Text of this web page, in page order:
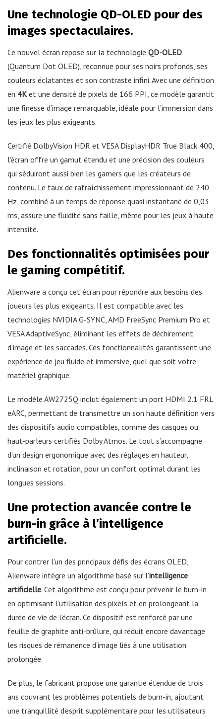
Une technologie QD-OLED pour des
images spectaculaires.
Ce nouvel écran repose sur la technologie QD-OLED
(Quantum Dot OLED), reconnue pour ses noirs profonds, ses
couleurs éclatantes et son contraste infini. Avec une définition
en 4Ket une densité de pixels de 166 PPI, ce modèle garantit
une finesse d’image remarquable, idéale pour l’immersion dans
les jeux les plus exigeants.
Certifié DolbyVision HDR et VESA DisplayHDR True Black 400,
l’écran offre un gamut étendu et une précision des couleurs
qui séduiront aussi bien les gamers que les créateurs de
contenu. Le taux de rafraîchissement impressionnant de 240
Hz, combiné à un temps de réponse quasi instantané de 0,03
ms, assure une fluidité sans faille, même pour les jeux à haute
intensité.
Des fonctionnalités optimisées pour
le gaming compétitif.
Alienware a conçu cet écran pour répondre aux besoins des
joueurs les plus exigeants. Il est compatible avec les
technologies NVIDIA G-SYNC, AMD FreeSync Premium Pro et
VESA AdaptiveSync, éliminant les effets de déchirement
d’image et les saccades. Ces fonctionnalités garantissent une
expérience de jeu fluide et immersive, quel que soit votre
matériel graphique.
Le modèle AW2725Q inclut également un port HDMI 2.1 FRL
eARC, permettant de transmettre un son haute définition vers
des dispositifs audio compatibles, comme des casques ou
haut-parleurs certifiés Dolby Atmos. Le tout s’accompagne
d’un design ergonomique avec des réglages en hauteur,
inclinaison et rotation, pour un confort optimal durant les
longues sessions.
Une protection avancée contre le
burn-in grâce à l’intelligence
artificielle.
Pour contrer l’un des principaux défis des écrans OLED,
Alienware intègre un algorithme basé sur l’intelligence
artificielle. Cet algorithme est conçu pour prévenir le burn-in
en optimisant l’utilisation des pixels et en prolongeant la
durée de vie de l’écran. Ce dispositif est renforcé par une
feuille de graphite anti-brûlure, qui réduit encore davantage
les risques de rémanence d’image liés à une utilisation
prolongée.
De plus, le fabricant propose une garantie étendue de trois
ans couvrant les problèmes potentiels de burn-in, ajoutant
une tranquillité d’esprit supplémentaire pour les utilisateurs